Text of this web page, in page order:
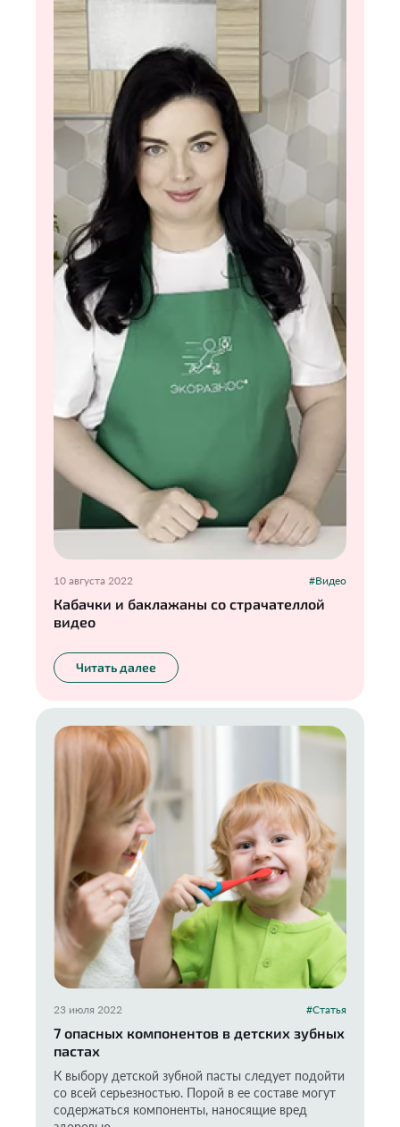
10 августа 2022 #Видео
Кабачки и баклажаны со страчателлой
видео
Читать далее
23 июля 2022 #Статья
7 опасных компонентов в детских зубных
пастах
К выбору детской зубной пасты следует подойти
со всей серьезностью. Порой в ее составе могут
содержаться компоненты, наносящие вред